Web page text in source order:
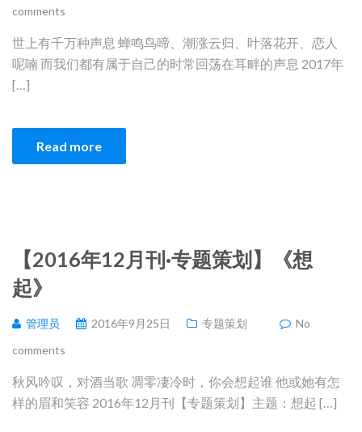
comments
世上有千万种声息 蝉鸣鸟啼、潮涨云归、叶落花开、恋人
呢喃 而我们都有属于自己的时常回荡在耳畔的声息 2017年
[…]
Read more
【2016年12月刊·专题策划】《想
起》
管理员 2016年9月25日 专题策划
No
comments
秋风吟叹，对酒当歌 凋零凄冷时，你会想起谁 他或她有怎
样的眉和笑容 2016年12月刊【专题策划】主题：想起 […]